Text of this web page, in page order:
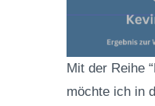
Mit der Reihe
möchte ich in